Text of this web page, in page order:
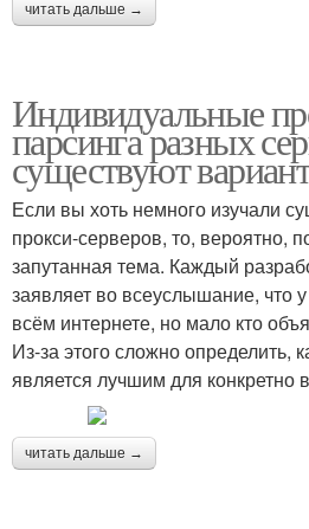
читать дальше →
Индивидуальные
парсинга разных
существуют
Если вы хоть немного изучали
прокси-серверов, то, вероятно,
запутанная тема. Каждый
заявляет во всеуслышание, что
всём интернете, но мало кто
Из-за этого сложно определить,
является лучшим для конкретно
читать дальше →